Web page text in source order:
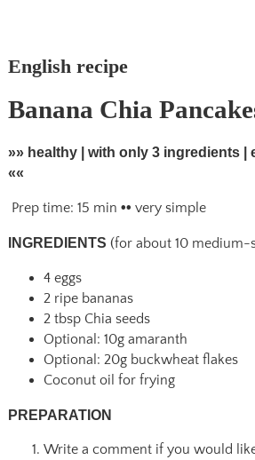
English recipe
Banana Chia
»» healthy | with only 3 ingredients |
««
Prep time: 15 min •• very simple
INGREDIENTS (for about 10 medium-
4 eggs
2 ripe bananas
2 tbsp Chia seeds
Optional: 10g amaranth
Optional: 20g buckwheat flakes
Coconut oil for frying
PREPARATION
Write a comment if you would